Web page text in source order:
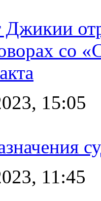
Джикии
со
15:05
11:45